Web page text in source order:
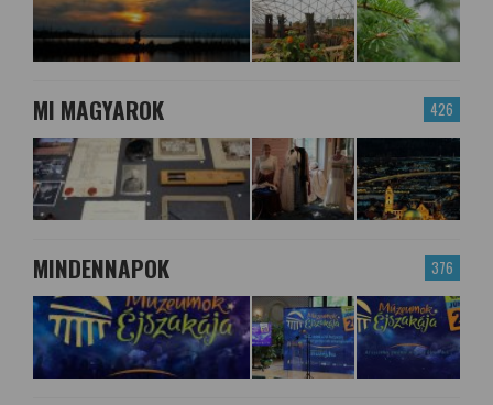
426
MI MAGYAROK
376
MINDENNAPOK